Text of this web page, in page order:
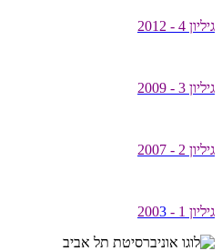
גיליון 4 - 2012
גיליון 3 - 2009
גיליון 2 - 2007
גיליון 1 - 200 3